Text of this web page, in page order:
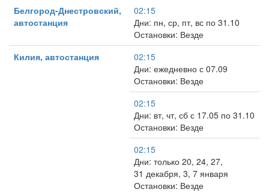
Белгород-Днестровский,
автостанция
02:15
Дни: пн, ср, пт, вс по 31.10
Остановки: Везде
Килия, автостанция
02:15
Дни: ежедневно с 07.09
Остановки: Везде
02:15
Дни: вт, чт, сб с 17.05 по 31.10
Остановки: Везде
02:15
Дни: только 20, 24, 27,
31 декабря, 3, 7 января
Остановки: Везде